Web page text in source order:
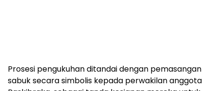
Prosesi pengukuhan ditandai dengan pemasangan
sabuk secara simbolis kepada perwakilan anggota